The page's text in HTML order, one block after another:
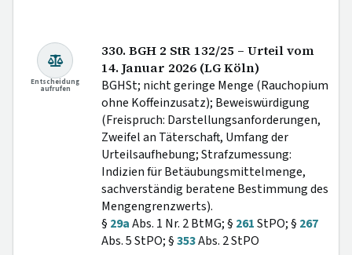
Entscheidung
aufrufen
330. BGH 2 StR 132/25 – Urteil vom
14. Januar 2026 (LG Köln)
BGHSt; nicht geringe Menge (Rauchopium
ohne Koffeinzusatz); Beweiswürdigung
(Freispruch: Darstellungsanforderungen,
Zweifel an Täterschaft, Umfang der
Urteilsaufhebung; Strafzumessung:
Indizien für Betäubungsmittelmenge,
sachverständig beratene Bestimmung des
Mengengrenzwerts).
§ 29aAbs. 1 Nr. 2 BtMG; § 261StPO; § 267
Abs. 5 StPO; §353Abs. 2 StPO